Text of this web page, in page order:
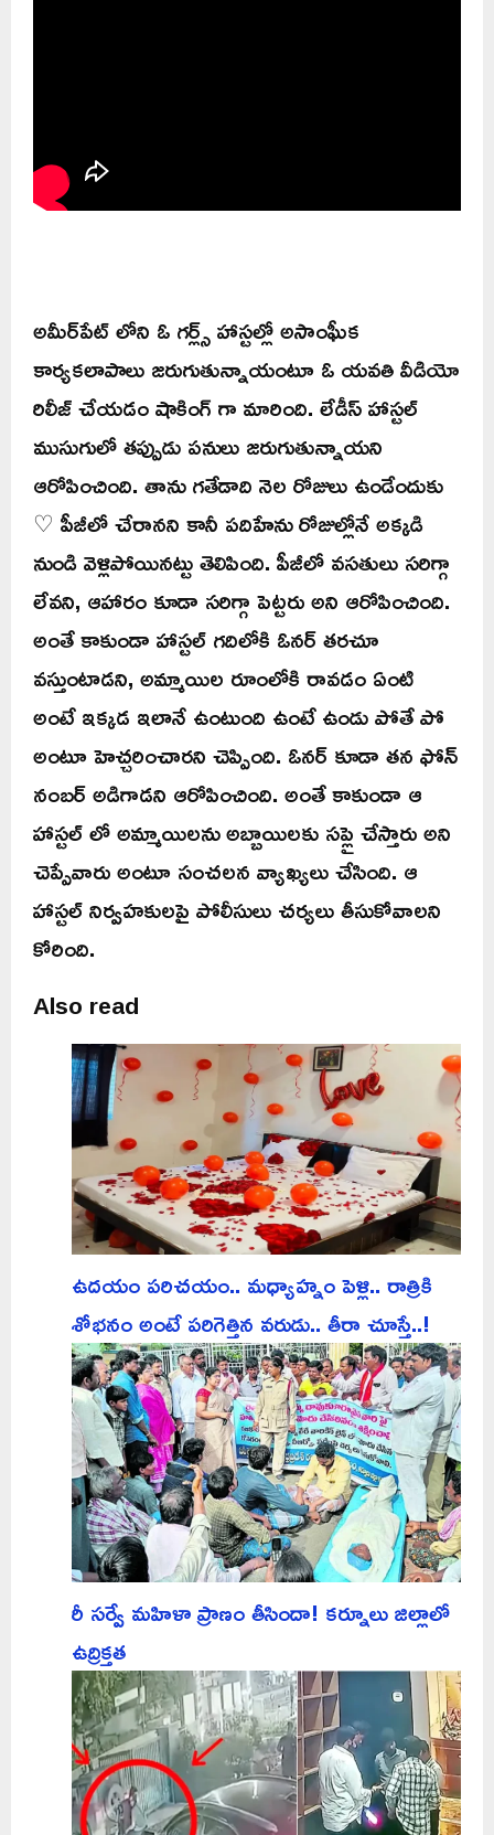
అమీర్‌పేట్‌ లోని ఓ గర్ల్స్ హాస్టల్లో అసాంఘీక
కార్యకలాపాలు జరుగుతున్నాయంటూ ఓ యవతి వీడియో
రిలీజ్ చేయడం షాకింగ్ గా మారింది. లేడీస్ హాస్టల్
ముసుగులో తప్పుడు పనులు జరుగుతున్నాయని
ఆరోపించింది. తాను గతేడాది నెల రోజులు ఉండేందుకు
♡ పీజీలో చేరానని కానీ పదిహేను రోజుల్లోనే అక్కడి
నుండి వెళ్లిపోయినట్టు తెలిపింది. పీజీలో వసతులు సరిగ్గా
లేవని, ఆహారం కూడా సరిగ్గా పెట్టరు అని ఆరోపించింది.
అంతే కాకుండా హాస్టల్ గదిలోకి ఓనర్ తరచూ
వస్తుంటాడని, అమ్మాయిల రూంలోకి రావడం ఏంటి
అంటే ఇక్కడ ఇలానే ఉంటుంది ఉంటే ఉండు పోతే పో
అంటూ హెచ్చరించారని చెప్పింది. ఓనర్ కూడా తన ఫోన్
నంబర్ అడిగాడని ఆరోపించింది. అంతే కాకుండా ఆ
హాస్టల్ లో అమ్మాయిలను అబ్బాయిలకు సప్లై చేస్తారు అని
చెప్పేవారు అంటూ సంచలన వ్యాఖ్యలు చేసింది. ఆ
హాస్టల్ నిర్వహకులపై పోలీసులు చర్యలు తీసుకోవాలని
కోరింది.
Also read
ఉదయం పరిచయం.. మధ్యాహ్నం పెళ్లి.. రాత్రికి
శోభనం అంటే పరిగెత్తిన వరుడు.. తీరా చూస్తే..!
రీ సర్వే మహిళా ప్రాణం తీసిందా! కర్నూలు జిల్లాలో
ఉద్రిక్తత